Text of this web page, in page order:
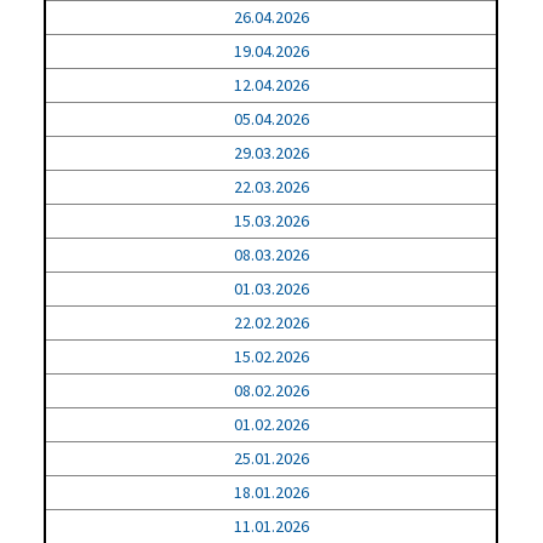
26.04.2026
19.04.2026
12.04.2026
05.04.2026
29.03.2026
22.03.2026
15.03.2026
08.03.2026
01.03.2026
22.02.2026
15.02.2026
08.02.2026
01.02.2026
25.01.2026
18.01.2026
11.01.2026